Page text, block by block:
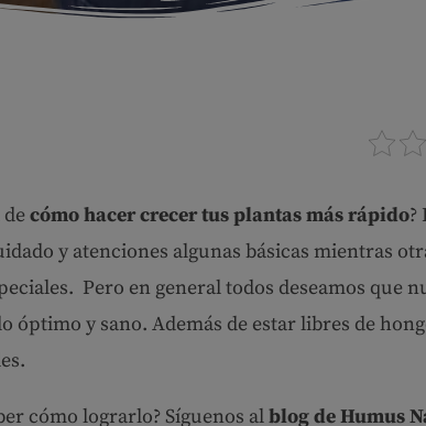
decómo hacer crecer tus plantas más rápido?
y atenciones algunas básicas mientras
Pero en general todos deseamos que
óptimo y sano. Además de estar libres de
cómo lograrlo? Síguenos alblog de Humus